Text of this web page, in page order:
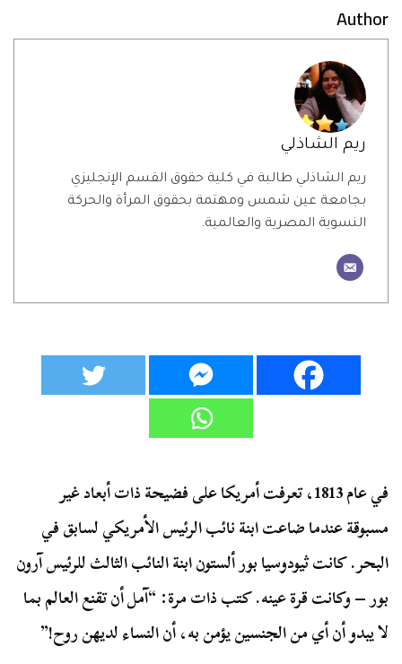
Author
ريم الشاذلي
ريم الشاذلي طالبة في كلية حقوق القسم الإنجليزي
بجامعة عين شمس ومهتمة بحقوق المرأة والحركة
النسوية المصرية والعالمية.
في عام 1813، تعرفت أمريكا على فضيحة ذات أبعاد غير
مسبوقة عندما ضاعت ابنة نائب الرئيس الأمريكي لسابق في
البحر. كانت ثيودوسيا بور ألستون ابنة النائب الثالث للرئيس آرون
بور – وكانت قرة عينه. كتب ذات مرة: “آمل أن تقنع العالم بما
لا يبدو أن أي من الجنسين يؤمن به، أن النساء لديهن روح!”